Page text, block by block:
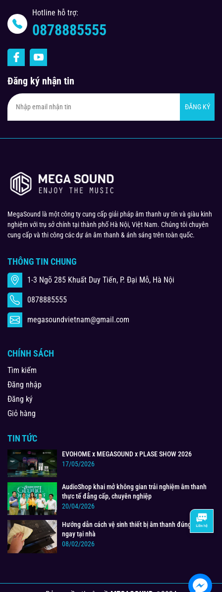
Hotline hỗ trợ:
0878885555
Đăng ký nhận tin
ĐĂNG KÝ
MegaSound là một công ty cung cấp giải pháp âm thanh uy tín và giàu kinh
nghiệm với trụ sở chính tại thành phố Hà Nội, Việt Nam. Chúng tôi chuyên
cung cấp và thi công các dự án âm thanh & ánh sáng trên toàn quốc.
THÔNG TIN CHUNG
1-3 Ngõ 285 Khuất Duy Tiến, P. Đại Mỗ, Hà Nội
0878885555
megasoundvietnam@gmail.com
CHÍNH SÁCH
Tìm kiếm
Đăng nhập
Đăng ký
Giỏ hàng
TIN TỨC
EVOHOME x MEGASOUND x PLASE SHOW 2026
17/05/2026
AudioShop khai mở không gian trải nghiệm âm thanh
thực tế đẳng cấp, chuyên nghiệp
20/04/2026
Hướng dẫn cách vệ sinh thiết bị âm thanh đúng cách
ngay tại nhà
08/02/2026